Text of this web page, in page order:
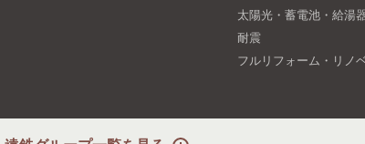
太陽光・蓄電池・給湯
耐震
フルリフォーム・リノ